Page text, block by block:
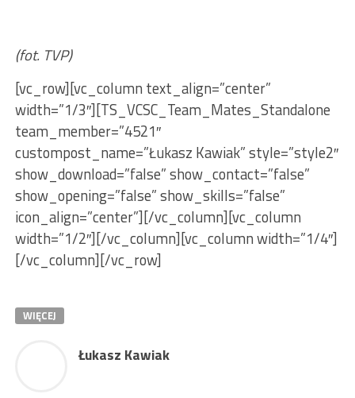
(fot. TVP)
[vc_row][vc_column text_align=”center”
width=”1/3″][TS_VCSC_Team_Mates_Standalone
team_member=”4521″
custompost_name=”Łukasz Kawiak” style=”style2″
show_download=”false” show_contact=”false”
show_opening=”false” show_skills=”false”
icon_align=”center”][/vc_column][vc_column
width=”1/2″][/vc_column][vc_column width=”1/4″]
[/vc_column][/vc_row]
WIĘCEJ
Łukasz Kawiak